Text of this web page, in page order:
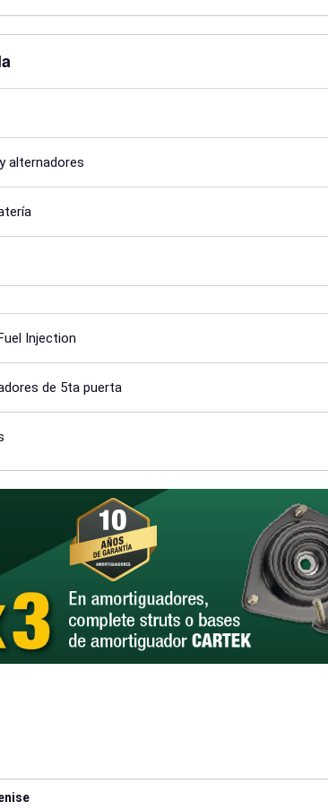
alternadores
Injection
de 5ta puerta